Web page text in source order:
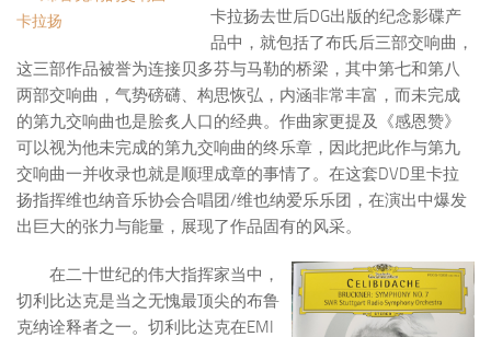
卡拉扬
卡拉扬去世后DG出版的纪念影碟产
品中，就包括了布氏后三部交响曲，
这三部作品被誉为连接贝多芬与马勒的桥梁，其中第七和第八
两部交响曲，气势磅礴、构思恢弘，内涵非常丰富，而未完成
的第九交响曲也是脍炙人口的经典。作曲家更提及《感恩赞》
可以视为他未完成的第九交响曲的终乐章，因此把此作与第九
交响曲一并收录也就是顺理成章的事情了。在这套DVD里卡拉
扬指挥维也纳音乐协会合唱团/维也纳爱乐乐团，在演出中爆发
出巨大的张力与能量，展现了作品固有的风采。
在二十世纪的伟大指挥家当中，
切利比达克是当之无愧最顶尖的布鲁
克纳诠释者之一。切利比达克在EMI